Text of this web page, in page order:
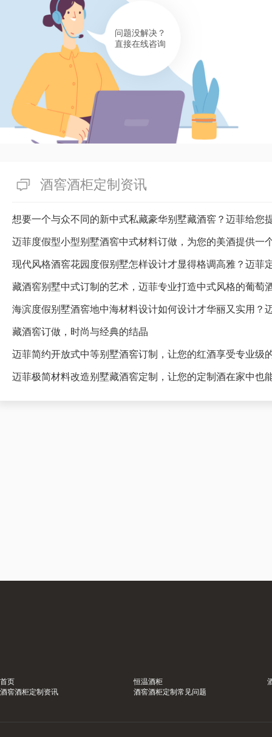
问题没解决？
直接在线咨询
酒窖酒柜定制资讯
想要一个与众不同的新中式私藏豪华别墅藏酒窖？迈菲给您
迈菲度假型小型别墅酒窖中式材料订做，为您的美酒提供一
藏酒窖别墅中式订制的艺术，迈菲专业打造中式风格的葡萄
海滨度假别墅酒窖地中海材料设计如何设计才华丽又实用？
藏酒窖订做，时尚与经典的结晶
迈菲简约开放式中等别墅酒窖订制，让您的红酒享受专业级
迈菲极简材料改造别墅藏酒窖定制，让您的定制酒在家中也
首页 恒温酒柜
酒窖酒柜定制资讯
酒窖酒柜定制常见问题